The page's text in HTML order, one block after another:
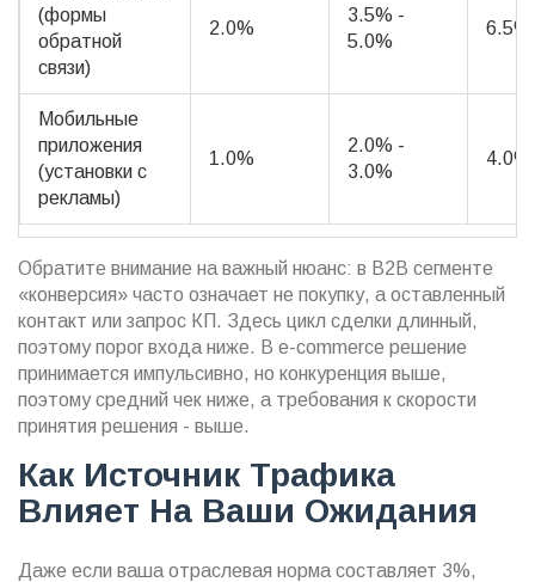
(формы
обратной
связи)
2.0%
3.5% -
5.0%
Мобильные
приложения
(установки с
рекламы)
1.0%
2.0% -
3.0%
Обратите внимание на важный нюанс: в B2B сегменте
«конверсия» часто означает не покупку, а оставленный
контакт или запрос КП. Здесь цикл сделки длинный,
поэтому порог входа ниже. В e-commerce решение
принимается импульсивно, но конкуренция выше,
поэтому средний чек ниже, а требования к скорости
принятия решения - выше.
Как Источник Трафика
Влияет На Ваши Ожидания
Даже если ваша отраслевая норма составляет 3%,